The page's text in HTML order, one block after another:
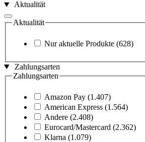
Aktualität
Aktualität
Nur aktuelle Produkte (628)
Zahlungsarten
Zahlungsarten
Amazon Pay (1.407)
American Express (1.564)
Andere (2.408)
Eurocard/Mastercard (2.362)
Klarna (1.079)